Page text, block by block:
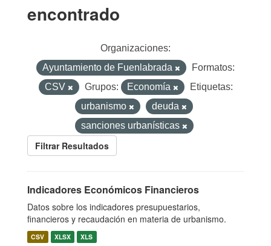
encontrado
Organizaciones:
Ayuntamiento de Fuenlabrada
Formatos:
CSV
Grupos: Economía
Etiquetas:
urbanismo
deuda
sanciones urbanísticas
Filtrar Resultados
Indicadores Económicos Financieros
Datos sobre los indicadores presupuestarios,
financieros y recaudación en materia de urbanismo.
CSV XLSX XLS